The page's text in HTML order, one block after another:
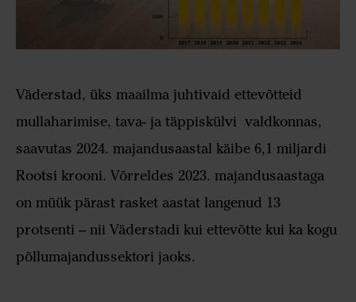
Väderstad, üks maailma juhtivaid ettevõtteid
mullaharimise, tava- ja täppiskülvi valdkonnas,
saavutas 2024. majandusaastal käibe 6,1 miljardi
Rootsi krooni. Võrreldes 2023. majandusaastaga
on müük pärast rasket aastat langenud 13
protsenti – nii Väderstadi kui ettevõtte kui ka kogu
põllumajandussektori jaoks.